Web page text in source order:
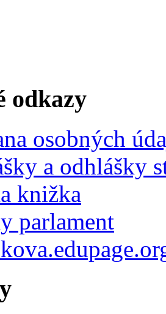
odkazy
osobných
a odhlášky
knižka
parlament